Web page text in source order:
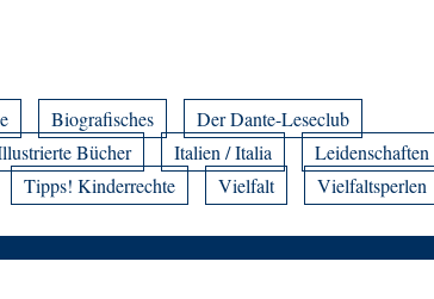
Biografisches
Der Dante-Leseclub
Bücher Italien / Italia
Leidenschaften
Tipps! Kinderrechte Vielfalt
Vielfaltsperlen